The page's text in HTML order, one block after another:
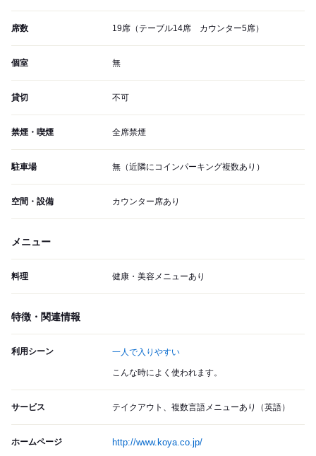
席数 19席（テーブル14席 カウンター5席）
個室 無
貸切 不可
禁煙・喫煙 全席禁煙
駐車場 無（近隣にコインパーキング複数あり）
空間・設備 カウンター席あり
メニュー
料理 健康・美容メニューあり
特徴・関連情報
利用シーン 一人で入りやすい
こんな時によく使われます。
サービス テイクアウト、複数言語メニューあり（英語）
ホームページ http://www.koya.co.jp/